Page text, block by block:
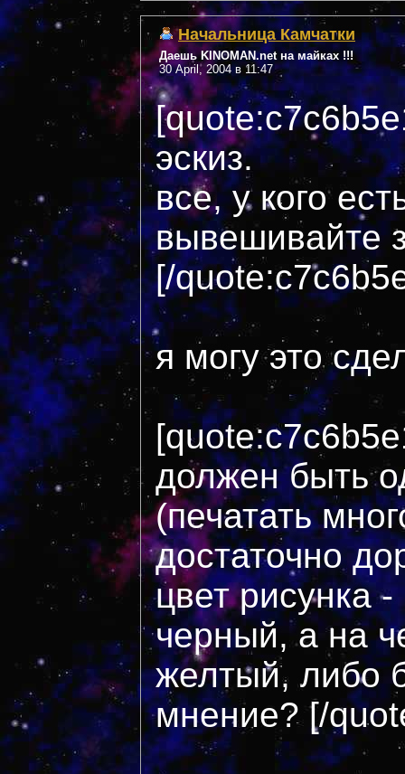
Начальница Камчатки
Даешь KINOMAN.net на майках !!!
30 April, 2004 в 11:47
эскиз.
все, у кого
вывешивайте
[/
я могу это
должен быть
(печатать
достаточно
цвет рисунка
черный, а на
желтый, либо
мнение? [/